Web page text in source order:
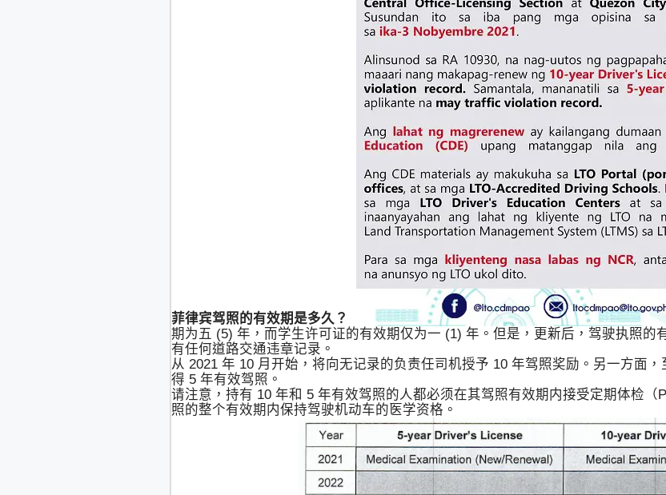
菲律宾驾照的有效期是多久？
期为五 (5) 年，而学生许可证的有效期仅为一 (1) 年。但是，更新后，驾驶执照的
有任何道路交通违章记录。
从 2021 年 10 月开始，将向无记录的负责任司机授予 10 年驾照奖励。另一方面
得 5 年有效驾照。
请注意，持有 10 年和 5 年有效驾照的人都必须在其驾照有效期内接受定期体检（
照的整个有效期内保持驾驶机动车的医学资格。